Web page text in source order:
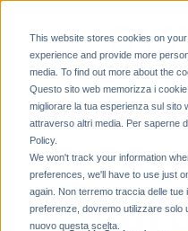
This website stores cookies on
experience and provide more
media. To find out more about the
Questo sito web memorizza i
migliorare la tua esperienza sul sito
attraverso altri media. Per saperne
Policy.
We won't track your information
preferences, we'll have to use just
again. Non terremo traccia delle
preferenze, dovremo utilizzare solo
nuovo questa scelta.
Il